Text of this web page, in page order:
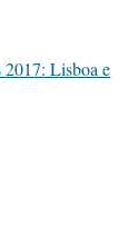
Lisboa e